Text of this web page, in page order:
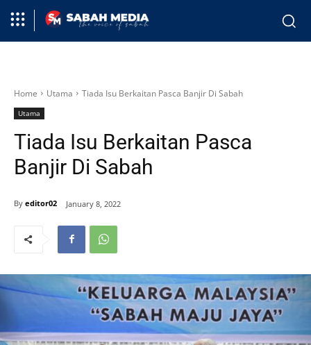
Home Utama Tiada Isu Berkaitan Pasca Banjir Di Sabah
Utama
Tiada Isu Berkaitan Pasca
Banjir Di Sabah
By editor02 January 8, 2022